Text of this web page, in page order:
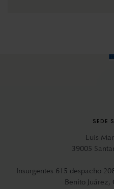
SEDE
Luis
39005
Insurgentes 615 despacho
Benito